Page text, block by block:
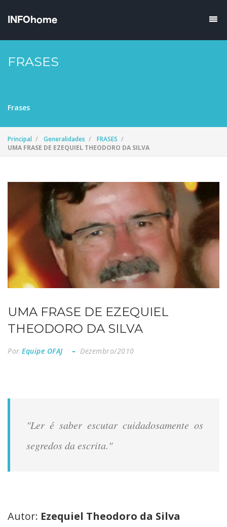
FRASES
Frases
Principal Generalidades
FRASES
UMA FRASE DE EZEQUIEL THEODORO DA SILVA
UMA FRASE DE EZEQUIEL
THEODORO DA SILVA
Por Equipe OFAJ Dezembro/2010
"Ler é saber escutar cuidadosamente os
segredos da escrita."
Autor: Ezequiel Theodoro da Silva